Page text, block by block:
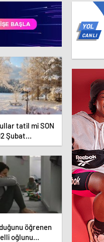
tatil mi SON
Şubat
okul
Valiliği
– KAR TATİLİ)?
öğrenen
oğlunu
YOL
CANLI